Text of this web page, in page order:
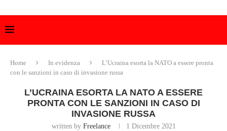
Home In evidenza
L’Ucraina esorta la NATO a essere pronta
con le sanzioni in caso di invasione russa
L’UCRAINA ESORTA LA NATO A ESSERE
PRONTA CON LE SANZIONI IN CASO DI
INVASIONE RUSSA
written by Freelance 1 Dicembre 2021